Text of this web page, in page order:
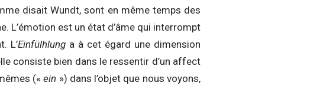
disait Wundt, sont en même temps des
L’émotion est un état d’âme qui interrompt
L’Einfülhlung a à cet égard une dimension
consiste bien dans le ressentir d’un affect
(«ein ») dans l’objet que nous voyons,